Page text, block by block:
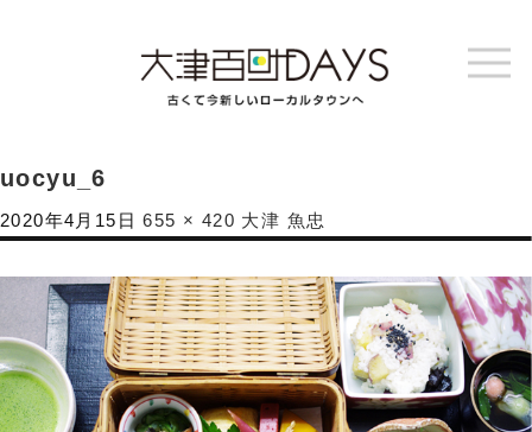
uocyu_6
2020年4月15日 655 × 420 大津 魚忠